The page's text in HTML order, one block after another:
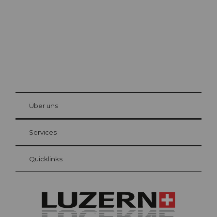
Gästekarte Luzern
Ihre Vorteile als Übernachtungsgast
at Bre
Über uns
Services
Quicklinks